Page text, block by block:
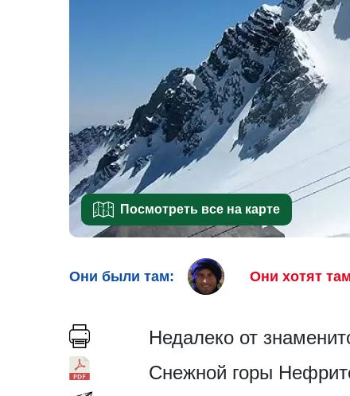
Посмотреть все на карте
Они были там: Они хотят
Недалеко от
Снежной горы